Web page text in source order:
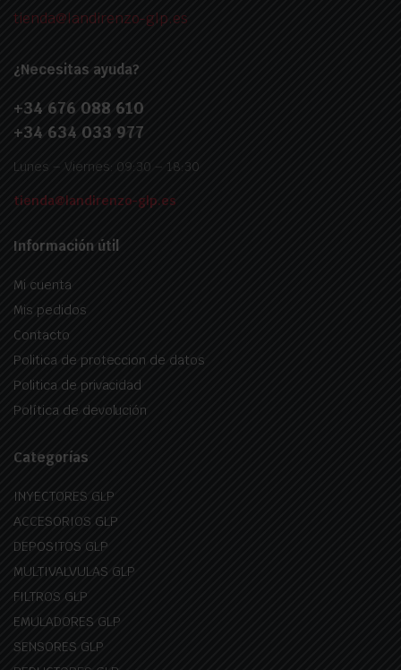
tienda@landirenzo-glp.es
¿Necesitas ayuda?
+34 676 088 610
+34 634 033 977
Lunes – Viernes: 09:30 – 18:30
tienda@landirenzo-glp.es
Información útil
Mi cuenta
Mis pedidos
Contacto
Politica de proteccion de datos
Politica de privacidad
Política de devolución
Categorías
INYECTORES GLP
ACCESORIOS GLP
DEPOSITOS GLP
MULTIVALVULAS GLP
FILTROS GLP
EMULADORES GLP
SENSORES GLP